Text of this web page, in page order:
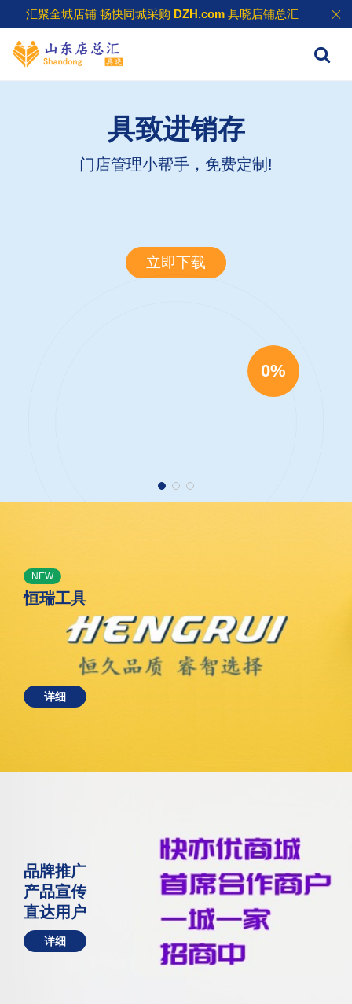
汇聚全城店铺 畅快同城采购 DZH.com 具晓店铺总汇
具致进销存
门店管理小帮手，免费定制!
立即下载
0%
NEW
恒瑞工具
详细
品牌推广
产品宣传
直达用户
详细